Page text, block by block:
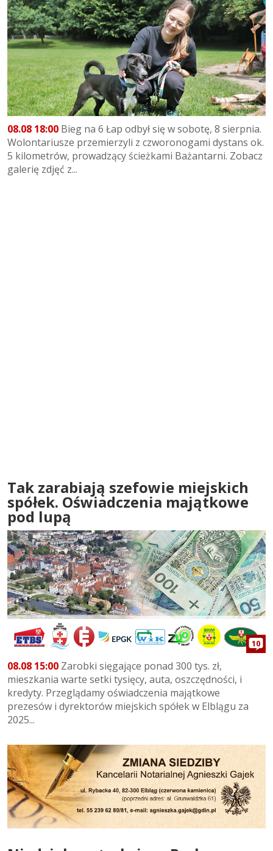
08.08 18:00 Bieg na 6 Łap odbył się w sobotę, 8 sierpnia.
Wolontariusze przemierzyli z czworonogami dystans ok.
5 kilometrów, prowadzący ścieżkami Bażantarni. Zobacz
galerię zdjęć z...
Tak zarabiają szefowie miejskich
spółek. Oświadczenia majątkowe
pod lupą
10
08.08 15:00 Zarobki sięgające ponad 300 tys. zł,
mieszkania warte setki tysięcy, auta, oszczędności, i
kredyty. Przeglądamy oświadczenia majątkowe
prezesów i dyrektorów miejskich spółek w Elblągu za
2025...